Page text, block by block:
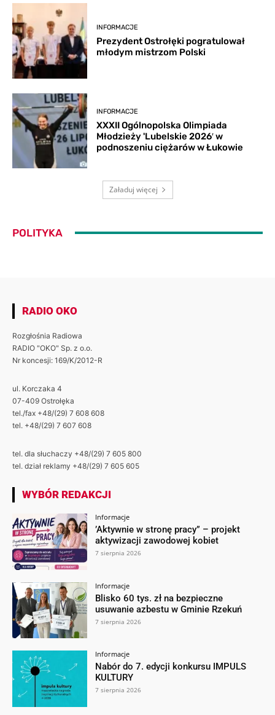
INFORMACJE
Prezydent Ostrołęki pogratulował
młodym mistrzom Polski
INFORMACJE
XXXII Ogólnopolska Olimpiada
Młodzieży 'Lubelskie 2026′ w
podnoszeniu ciężarów w Łukowie
Załaduj więcej
POLITYKA
RADIO OKO
Rozgłośnia Radiowa
RADIO "OKO" Sp. z o.o.
Nr koncesji: 169/K/2012-R
ul. Korczaka 4
07-409 Ostrołęka
tel./fax +48/(29) 7 608 608
tel. +48/(29) 7 607 608
tel. dla słuchaczy +48/(29) 7 605 800
tel. dział reklamy +48/(29) 7 605 605
WYBÓR REDAKCJI
Informacje
’Aktywnie w stronę pracy” – projekt
aktywizacji zawodowej kobiet
7 sierpnia 2026
Informacje
Blisko 60 tys. zł na bezpieczne
usuwanie azbestu w Gminie Rzekuń
7 sierpnia 2026
Informacje
Nabór do 7. edycji konkursu IMPULS
KULTURY
7 sierpnia 2026